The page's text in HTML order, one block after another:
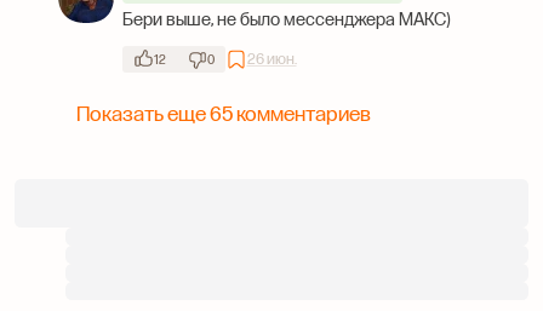
Бери выше, не было мессенджера МАКС)
12 0 26 июн.
Показать еще 65 комментариев